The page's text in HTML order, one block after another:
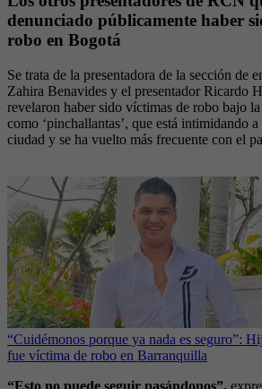
denunciado públicamente haber
robo en Bogotá
Se trata de la presentadora de la sección de
Zahira Benavides y el presentador Ricardo
revelaron haber sido víctimas de robo bajo
como ‘pinchallantas’, que está intimidando
ciudad y se ha vuelto más frecuente con el
“Cuidémonos porque ya nada es seguro”:
fue víctima de robo en Barranquilla
“Esto no puede seguir pasándonos”,